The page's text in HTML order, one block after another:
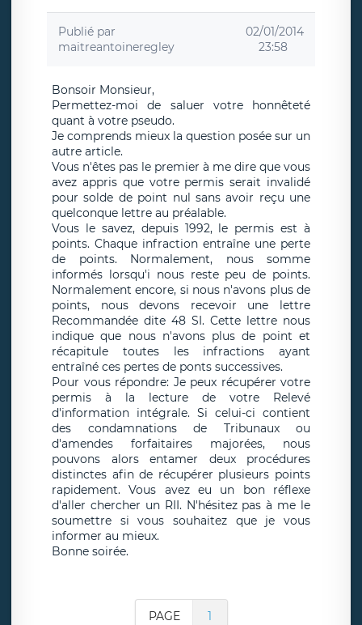
Publié par
maitreantoineregley
02/01/2014
23:58
Bonsoir Monsieur,
Permettez-moi de saluer votre honnêteté
quant à votre pseudo.
Je comprends mieux la question posée sur un
autre article.
Vous n'êtes pas le premier à me dire que vous
avez appris que votre permis serait invalidé
pour solde de point nul sans avoir reçu une
quelconque lettre au préalable.
Vous le savez, depuis 1992, le permis est à
points. Chaque infraction entraîne une perte
de points. Normalement, nous somme
informés lorsqu'i nous reste peu de points.
Normalement encore, si nous n'avons plus de
points, nous devons recevoir une lettre
Recommandée dite 48 SI. Cette lettre nous
indique que nous n'avons plus de point et
récapitule toutes les infractions ayant
entraîné ces pertes de ponts successives.
Pour vous répondre: Je peux récupérer votre
permis à la lecture de votre Relevé
d'information intégrale. Si celui-ci contient
des condamnations de Tribunaux ou
d'amendes forfaitaires majorées, nous
pouvons alors entamer deux procédures
distinctes afin de récupérer plusieurs points
rapidement. Vous avez eu un bon réflexe
d'aller chercher un RII. N'hésitez pas à me le
soumettre si vous souhaitez que je vous
informer au mieux.
Bonne soirée.
PAGE 1